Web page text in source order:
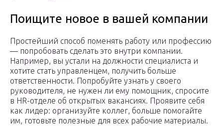
Поищите новое в вашей компании
Простейший способ поменять работу или профессию
— попробовать сделать это внутри компании.
Например, вы устали на должности специалиста и
хотите стать управленцем, получить больше
ответственности. Попробуйте узнать у своего
руководителя, не нужен ли ему помощник, спросите
в HR-отделе об открытых вакансиях. Проявите себя
как лидер: организуйте коллег, больше помогайте
им, готовьте полезные для всех рабочие материалы.